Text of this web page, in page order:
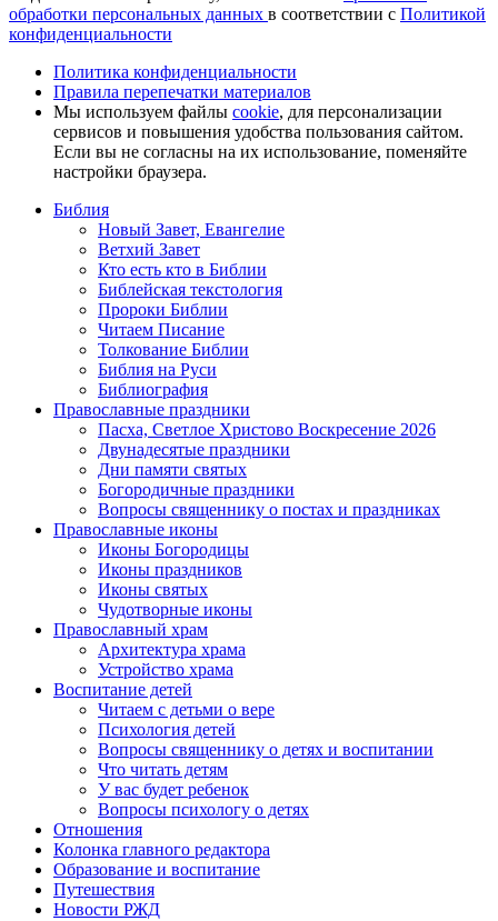
обработки персональных данных в соответствии с Политикой
конфиденциальности
Политика конфиденциальности
Правила перепечатки материалов
Мы используем файлы cookie, для персонализации
сервисов и повышения удобства пользования сайтом.
Если вы не согласны на их использование, поменяйте
настройки браузера.
Библия
Новый Завет, Евангелие
Ветхий Завет
Кто есть кто в Библии
Библейская текстология
Пророки Библии
Читаем Писание
Толкование Библии
Библия на Руси
Библиография
Православные праздники
Пасха, Светлое Христово Воскресение 2026
Двунадесятые праздники
Дни памяти святых
Богородичные праздники
Вопросы священнику о постах и праздниках
Православные иконы
Иконы Богородицы
Иконы праздников
Иконы святых
Чудотворные иконы
Православный храм
Архитектура храма
Устройство храма
Воспитание детей
Читаем с детьми о вере
Психология детей
Вопросы священнику о детях и воспитании
Что читать детям
У вас будет ребенок
Вопросы психологу о детях
Отношения
Колонка главного редактора
Образование и воспитание
Путешествия
Новости РЖД